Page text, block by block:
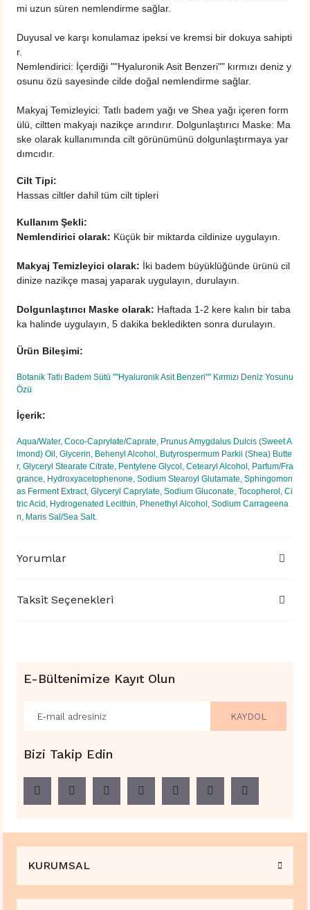
mi uzun süren nemlendirme sağlar.
Duyusal ve karşı konulamaz ipeksi ve kremsi bir dokuya sahipti
r.
Nemlendirici: İçerdiği ""Hyaluronik Asit Benzeri"" kırmızı deniz y
osunu özü sayesinde cilde doğal nemlendirme sağlar.
Makyaj Temizleyici: Tatlı badem yağı ve Shea yağı içeren form
ülü, ciltten makyajı nazikçe arındırır. Dolgunlaştırıcı Maske: Ma
ske olarak kullanımında cilt görünümünü dolgunlaştırmaya yar
dımcıdır.
Cilt Tipi:
Hassas ciltler dahil tüm cilt tipleri
Kullanım Şekli:
Nemlendirici olarak: Küçük bir miktarda cildinize uygulayın.
Makyaj Temizleyici olarak: İki badem büyüklüğünde ürünü cil
dinize nazikçe masaj yaparak uygulayın, durulayın.
Dolgunlaştırıcı Maske olarak: Haftada 1-2 kere kalın bir taba
ka halinde uygulayın, 5 dakika bekledikten sonra durulayın.
Ürün Bileşimi:
Botanik Tatlı Badem Sütü ""Hyaluronik Asit Benzeri"" Kırmızı Deniz Yosunu
Özü
İçerik:
Aqua/Water, Coco-Caprylate/Caprate, Prunus Amygdalus Dulcis (Sweet A
lmond) Oil, Glycerin, Behenyl Alcohol, Butyrospermum Parkii (Shea) Butte
r, Glyceryl Stearate Citrate, Pentylene Glycol, Cetearyl Alcohol, Parfum/Fra
grance, Hydroxyacetophenone, Sodium Stearoyl Glutamate, Sphingomon
as Ferment Extract, Glyceryl Caprylate, Sodium Gluconate, Tocopherol, Ci
tric Acid, Hydrogenated Lecithin, Phenethyl Alcohol, Sodium Carrageena
n, Maris Sal/Sea Salt.
Yorumlar
Taksit Seçenekleri
E-Bültenimize Kayıt Olun
KAYDOL
Bizi Takip Edin
KURUMSAL